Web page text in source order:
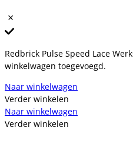
Redbrick Pulse Speed Lace
winkelwagen toegevoegd.
Naar winkelwagen
Verder winkelen
Naar winkelwagen
Verder winkelen